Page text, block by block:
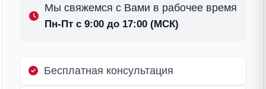
Мы свяжемся с Вами в рабочее время
Пн-Пт с 9:00 до 17:00 (МСК)
Бесплатная консультация